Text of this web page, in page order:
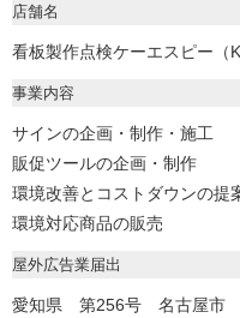
店舗名
看板製作点検ケーエスピー（
事業内容
サインの企画・制作・施工
販促ツールの企画・制作
環境改善とコストダウンの提
環境対応商品の販売
屋外広告業届出
愛知県 第256号 名古屋市